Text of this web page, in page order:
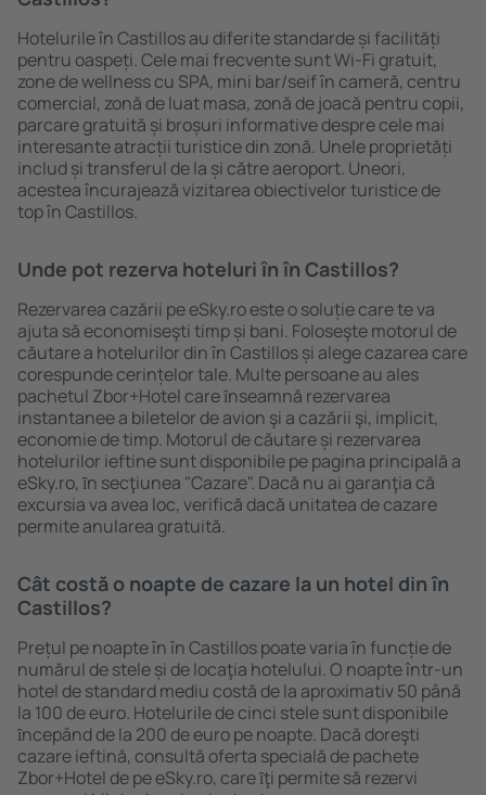
Hotelurile în Castillos au diferite standarde și facilități
pentru oaspeți. Cele mai frecvente sunt Wi-Fi gratuit,
zone de wellness cu SPA, mini bar/seif în cameră, centru
comercial, zonă de luat masa, zonă de joacă pentru copii,
parcare gratuită și broșuri informative despre cele mai
interesante atracții turistice din zonă. Unele proprietăți
includ și transferul de la și către aeroport. Uneori,
acestea încurajează vizitarea obiectivelor turistice de
top în Castillos.
Unde pot rezerva hoteluri ȋn în Castillos?
Rezervarea cazării pe eSky.ro este o soluție care te va
ajuta să economiseşti timp și bani. Foloseşte motorul de
căutare a hotelurilor din în Castillos și alege cazarea care
corespunde cerințelor tale. Multe persoane au ales
pachetul Zbor+Hotel care ȋnseamnă rezervarea
instantanee a biletelor de avion şi a cazării şi, implicit,
economie de timp. Motorul de căutare și rezervarea
hotelurilor ieftine sunt disponibile pe pagina principală a
eSky.ro, ȋn secţiunea "Cazare". Dacă nu ai garanţia că
excursia va avea loc, verifică dacă unitatea de cazare
permite anularea gratuită.
Cât costă o noapte de cazare la un hotel din în
Castillos?
Prețul pe noapte în în Castillos poate varia în funcție de
numărul de stele și de locaţia hotelului. O noapte într-un
hotel de standard mediu costă de la aproximativ 50 până
la 100 de euro. Hotelurile de cinci stele sunt disponibile
ȋncepând de la 200 de euro pe noapte. Dacă doreşti
cazare ieftină, consultă oferta specială de pachete
Zbor+Hotel de pe eSky.ro, care ȋţi permite să rezervi